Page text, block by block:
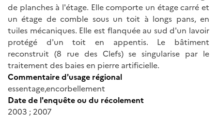
de planches à l'étage. Elle comporte un étage carré et
un étage de comble sous un toit à longs pans, en
tuiles mécaniques. Elle est flanquée au sud d'un lavoir
protégé d'un toit en appentis. Le bâtiment
reconstruit (8 rue des Clefs) se singularise par le
traitement des baies en pierre artificielle.
Commentaire d'usage régional
essentage,encorbellement
Date de l'enquête ou du récolement
2003 ; 2007